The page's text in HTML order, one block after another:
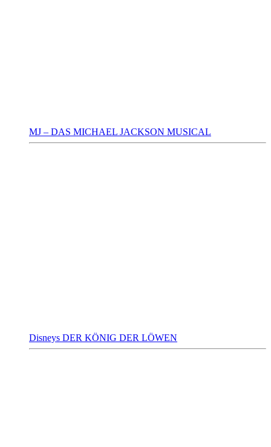
MJ – DAS MICHAEL JACKSON MUSICAL
Disneys DER KÖNIG DER LÖWEN